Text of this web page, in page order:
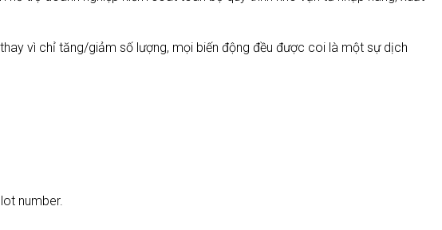
vì chỉ tăng/giảm số lượng, mọi biến động đều được coi là một sự dịch
number.